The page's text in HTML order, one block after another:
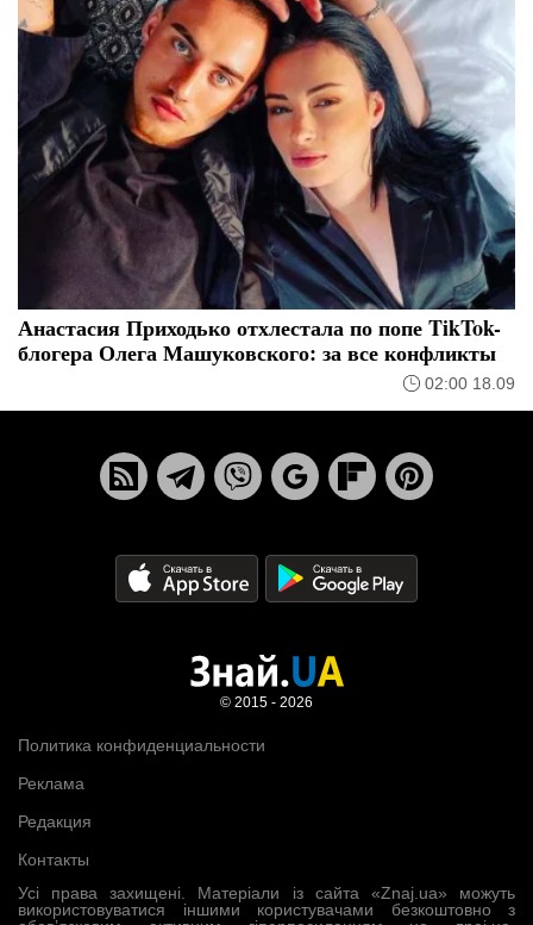
Анастасия Приходько отхлестала по попе TikTok-
блогера Олега Машуковского: за все конфликты
02:00 18.09
Усі права захищені. Матеріали із сайта «Znaj.ua» можуть
використовуватися іншими користувачами безкоштовно з
Политика конфиденциальности
Реклама
Редакция
Контакты
© 2015 - 2026